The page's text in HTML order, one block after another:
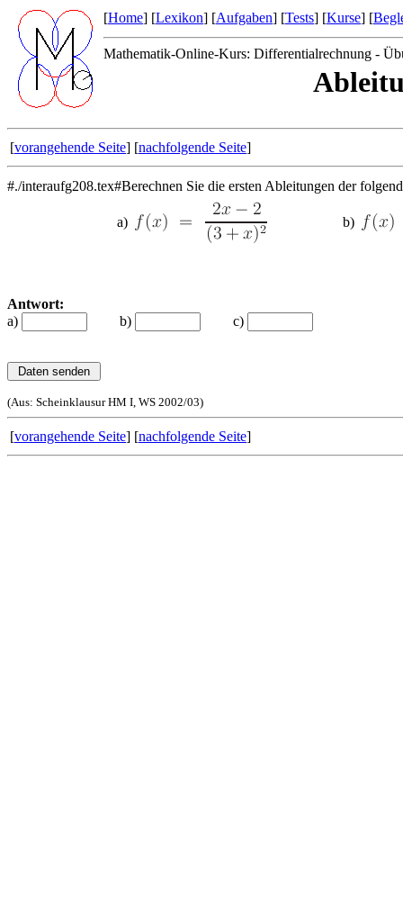
[Home] [Lexikon] [Aufgaben] [Tests] [Kurse] [
Mathematik-Online-Kurs: Differentialrechnung -
[vorangehende Seite] [nachfolgende Seite]
#./interaufg208.tex#Berechnen Sie die ersten Ableitungen der
a) b)
Antwort:
a)
b) c)
(Aus: Scheinklausur HM I, WS 2002/03)
[vorangehende Seite] [nachfolgende Seite]